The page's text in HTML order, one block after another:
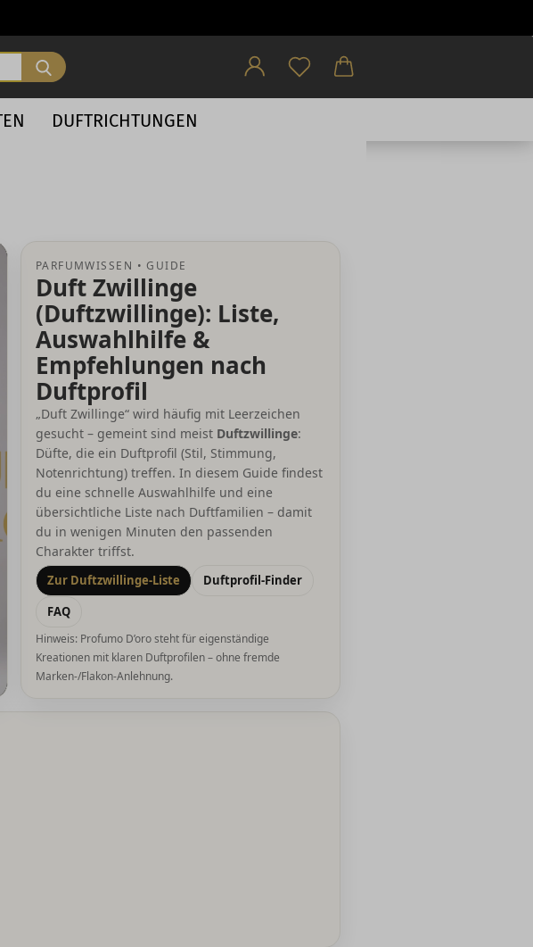
Suche...
DUFTRICHTUNGEN
PARFUMWISSEN • GUIDE
Duft Zwillinge
(Duftzwillinge): Liste,
Auswahlhilfe &
Empfehlungen nach
Duftprofil
„Duft Zwillinge“ wird häufig mit Leerzeichen
gesucht – gemeint sind meist Duftzwillinge:
Düfte, die ein Duftprofil (Stil, Stimmung,
Notenrichtung) treffen. In diesem Guide findest
du eine schnelle Auswahlhilfe und eine
übersichtliche Liste nach Duftfamilien – damit
du in wenigen Minuten den passenden
Charakter triffst.
Zur Duftzwillinge-Liste
Duftprofil-Finder
FAQ
Hinweis: Profumo D’oro steht für eigenständige
Kreationen mit klaren Duftprofilen – ohne fremde
Marken-/Flakon-Anlehnung.